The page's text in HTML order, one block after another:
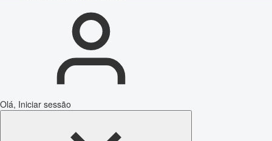
Olá, Iniciar sessão